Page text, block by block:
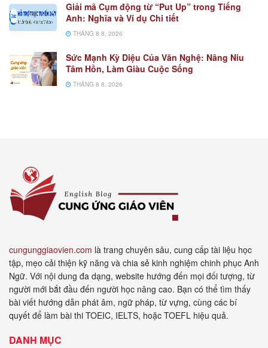
Giải mã Cụm động từ “Put Up” trong Tiếng
Anh: Nghĩa và Ví dụ Chi tiết
THÁNG 8 8, 2026
Sức Mạnh Kỳ Diệu Của Văn Nghệ: Nâng Niu
Tâm Hồn, Làm Giàu Cuộc Sống
THÁNG 8 8, 2026
cungunggiaovien.com là trang chuyên sâu, cung cấp tài liệu học
tập, mẹo cải thiện kỹ năng và chia sẻ kinh nghiệm chinh phục Anh
Ngữ. Với nội dung đa dạng, website hướng đến mọi đối tượng, từ
người mới bắt đầu đến người học nâng cao. Bạn có thể tìm thấy
bài viết hướng dẫn phát âm, ngữ pháp, từ vựng, cùng các bí
quyết để làm bài thi TOEIC, IELTS, hoặc TOEFL hiệu quả.
DANH MỤC